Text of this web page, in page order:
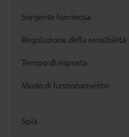
Sorgente luminosa
Regolazione della sensibilità
Tempo di risposta
Modo di funzionamento
Spia